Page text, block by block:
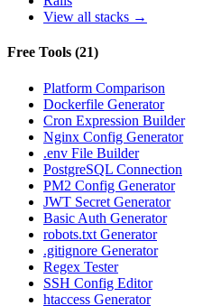
View all stacks →
Free Tools (21)
Platform Comparison
Dockerfile Generator
Cron Expression Builder
Nginx Config Generator
.env File Builder
PostgreSQL Connection
PM2 Config Generator
JWT Secret Generator
Basic Auth Generator
robots.txt Generator
.gitignore Generator
Regex Tester
SSH Config Editor
htaccess Generator